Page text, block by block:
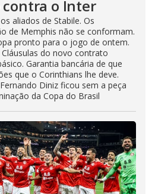
o Inter
aliados de Stabile. Os
de Memphis não se conformam.
pronto para o jogo de ontem.
do novo contrato
Garantia bancária de que
que o Corinthians lhe deve.
Diniz ficou sem a peça
da Copa do Brasil